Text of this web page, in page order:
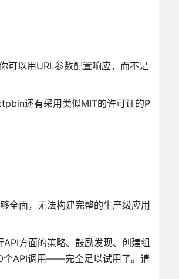
可以用URL参数配置响应，而不是
还有采用类似MIT的许可证的P
全面，无法构建完整的生产级应用
方面的策略、鼓励发现、创建组
个API调用——完全足以试用了。请